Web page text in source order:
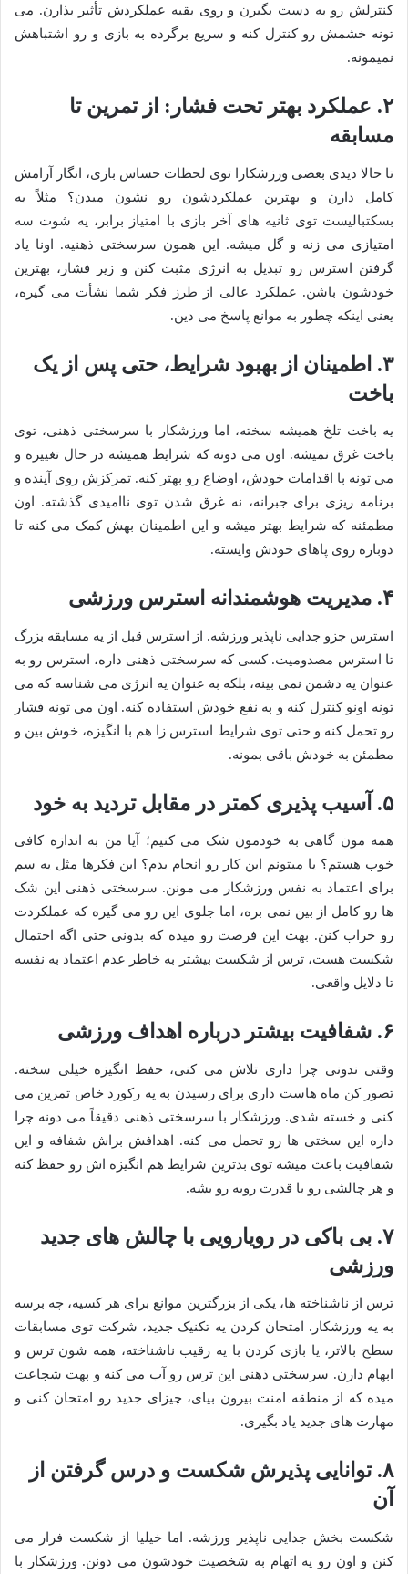
کنترلش رو به دست بگیرن و روی بقیه عملکردش تأثیر بذارن. می
تونه خشمش رو کنترل کنه و سریع برگرده به بازی و رو اشتباهش
نمیمونه.
۲. عملکرد بهتر تحت فشار: از تمرین تا
مسابقه
تا حالا دیدی بعضی ورزشکارا توی لحظات حساس بازی، انگار آرامش
کامل دارن و بهترین عملکردشون رو نشون میدن؟ مثلاً یه
بسکتبالیست توی ثانیه های آخر بازی با امتیاز برابر، یه شوت سه
امتیازی می زنه و گل میشه. این همون سرسختی ذهنیه. اونا یاد
گرفتن استرس رو تبدیل به انرژی مثبت کنن و زیر فشار، بهترین
خودشون باشن. عملکرد عالی از طرز فکر شما نشأت می گیره،
یعنی اینکه چطور به موانع پاسخ می دین.
۳. اطمینان از بهبود شرایط، حتی پس از یک
باخت
یه باخت تلخ همیشه سخته، اما ورزشکار با سرسختی ذهنی، توی
باخت غرق نمیشه. اون می دونه که شرایط همیشه در حال تغییره و
می تونه با اقدامات خودش، اوضاع رو بهتر کنه. تمرکزش روی آینده و
برنامه ریزی برای جبرانه، نه غرق شدن توی ناامیدی گذشته. اون
مطمئنه که شرایط بهتر میشه و این اطمینان بهش کمک می کنه تا
دوباره روی پاهای خودش وایسته.
۴. مدیریت هوشمندانه استرس ورزشی
استرس جزو جدایی ناپذیر ورزشه. از استرس قبل از یه مسابقه بزرگ
تا استرس مصدومیت. کسی که سرسختی ذهنی داره، استرس رو به
عنوان یه دشمن نمی بینه، بلکه به عنوان یه انرژی می شناسه که می
تونه اونو کنترل کنه و به نفع خودش استفاده کنه. اون می تونه فشار
رو تحمل کنه و حتی توی شرایط استرس زا هم با انگیزه، خوش بین و
مطمئن به خودش باقی بمونه.
۵. آسیب پذیری کمتر در مقابل تردید به خود
همه مون گاهی به خودمون شک می کنیم؛ آیا من به اندازه کافی
خوب هستم؟ یا میتونم این کار رو انجام بدم؟ این فکرها مثل یه سم
برای اعتماد به نفس ورزشکار می مونن. سرسختی ذهنی این شک
ها رو کامل از بین نمی بره، اما جلوی این رو می گیره که عملکردت
رو خراب کنن. بهت این فرصت رو میده که بدونی حتی اگه احتمال
شکست هست، ترس از شکست بیشتر به خاطر عدم اعتماد به نفسه
تا دلایل واقعی.
۶. شفافیت بیشتر درباره اهداف ورزشی
وقتی ندونی چرا داری تلاش می کنی، حفظ انگیزه خیلی سخته.
تصور کن ماه هاست داری برای رسیدن به یه رکورد خاص تمرین می
کنی و خسته شدی. ورزشکار با سرسختی ذهنی دقیقاً می دونه چرا
داره این سختی ها رو تحمل می کنه. اهدافش براش شفافه و این
شفافیت باعث میشه توی بدترین شرایط هم انگیزه اش رو حفظ کنه
و هر چالشی رو با قدرت روبه رو بشه.
۷. بی باکی در رویارویی با چالش های جدید
ورزشی
ترس از ناشناخته ها، یکی از بزرگترین موانع برای هر کسیه، چه برسه
به یه ورزشکار. امتحان کردن یه تکنیک جدید، شرکت توی مسابقات
سطح بالاتر، یا بازی کردن با یه رقیب ناشناخته، همه شون ترس و
ابهام دارن. سرسختی ذهنی این ترس رو آب می کنه و بهت شجاعت
میده که از منطقه امنت بیرون بیای، چیزای جدید رو امتحان کنی و
مهارت های جدید یاد بگیری.
۸. توانایی پذیرش شکست و درس گرفتن از
آن
شکست بخش جدایی ناپذیر ورزشه. اما خیلیا از شکست فرار می
کنن و اون رو یه اتهام به شخصیت خودشون می دونن. ورزشکار با